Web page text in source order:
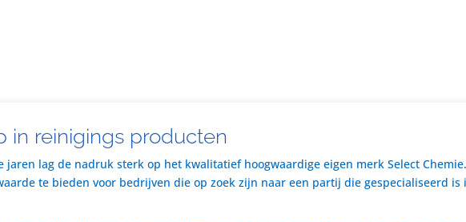
in reinigings producten
jaren lag de nadruk sterk op het kwalitatief hoogwaardige eigen merk Select
te bieden voor bedrijven die op zoek zijn naar een partij die gespecialiseerd is